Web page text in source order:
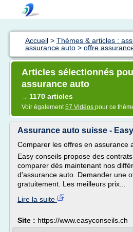
Accueil > Thèmes & articles :
assurance auto > offre
Articles sélectionnés
assurance auto
→ 1170 articles
Voir également57 Vidéos pour ce
Assurance auto suisse -
Comparer les offres en assurance
Easy conseils propose des
comparer dès maintenant nos
d'assurance auto. Demander une
gratuitement. Les meilleurs prix...
Lire la suite
Site : https://www.easyconseils.ch